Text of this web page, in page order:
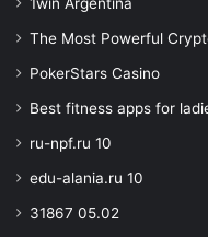
The Most Powerful
PokerStars Casino
Best fitness apps for
ru-npf.ru 10
edu-alania.ru 10
31867 05.02